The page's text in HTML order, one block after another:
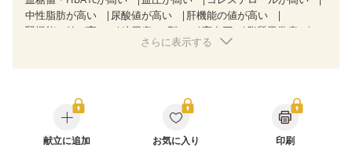
中性脂肪が高い
尿酸値が高い
肝機能の値が高い
腎機能の値が高い
糖尿病（2型） 高血圧
脂質異常症
狭心症 心筋梗塞
糖尿病性腎症（第１期）
糖尿病性腎症（第２期）
糖尿病性腎症（第３期）
CKD（ステージ１）
CKD（ステージ２）
CKD（ステージ３a）
さらに表示する
献立に追加 お気に入り 印刷